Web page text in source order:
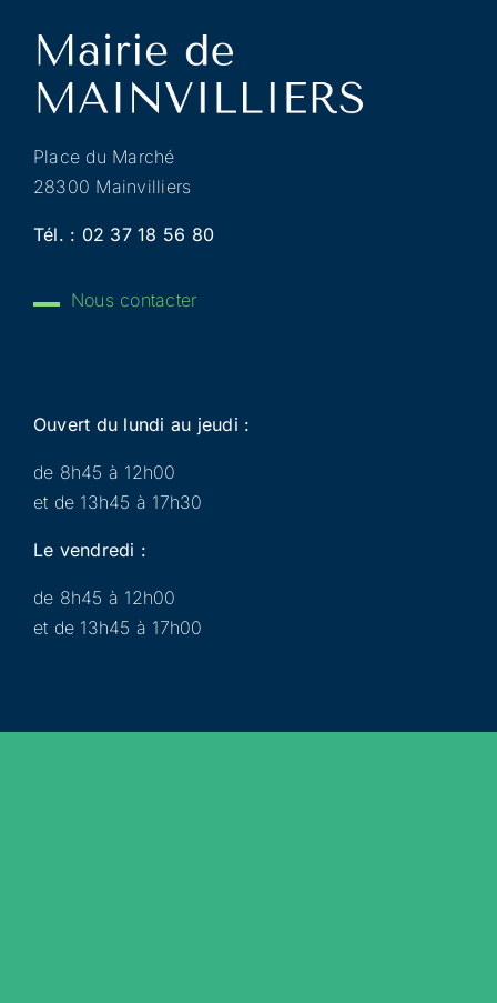
Place du Marché
28300 Mainvilliers
Tél. : 02 37 18 56 80
Nous contacter
Ouvert du lundi au jeudi :
de 8h45 à 12h00
et de 13h45 à 17h30
Le vendredi :
de 8h45 à 12h00
et de 13h45 à 17h00